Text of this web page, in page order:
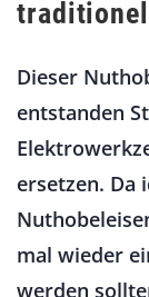
Dieser
entstanden
ersetzen. Da
mal wieder
werden